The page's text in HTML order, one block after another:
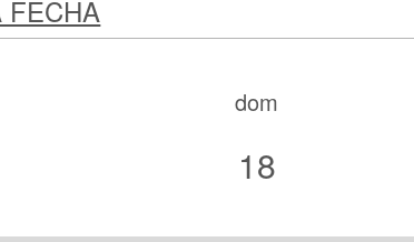
FECHA
dom
18